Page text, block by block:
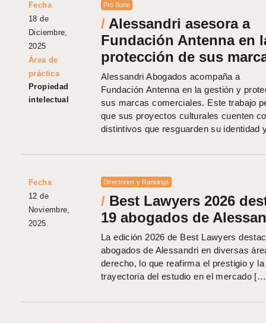
Fecha
18 de
Diciembre,
2025
Área de
práctica
Propiedad
intelectual
Pro Bono
/ Alessandri asesora a
Fundación Antenna en
protección de sus
Alessandri Abogados acompaña a
Fundación Antenna en la gestión y
sus marcas comerciales. Este trabajo
que sus proyectos culturales cuenten
distintivos que resguarden su
Fecha
12 de
Noviembre,
2025
Directorios y Rankings
/ Best Lawyers 2026
19 abogados de
La edición 2026 de Best Lawyers
abogados de Alessandri en diversas
derecho, lo que reafirma el prestigio y la
trayectoria del estudio en el mercado